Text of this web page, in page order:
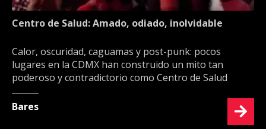
Centro de Salud: Amado, odiado, inolvidable
Calor, oscuridad, caguamas y post-punk: pocos
lugares en la CDMX han construido un mito tan
poderoso y contradictorio como Centro de Salud
Bares